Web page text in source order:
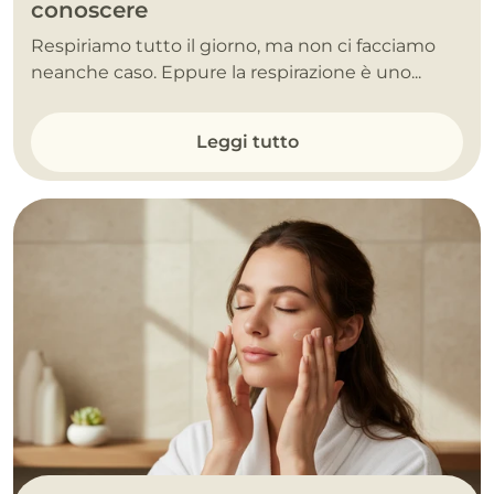
conoscere
Respiriamo tutto il giorno, ma non ci facciamo
neanche caso. Eppure la respirazione è uno...
Leggi tutto